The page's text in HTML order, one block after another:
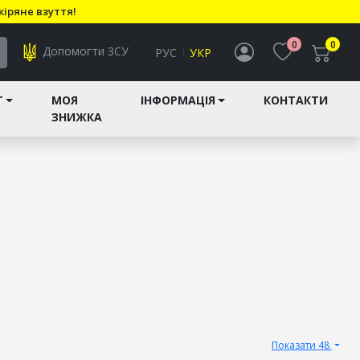
взуття!
Допомогти ЗСУ РУС УКР
0 0
МОЯ
ЗНИЖКА
ІНФОРМАЦІЯ КОНТАКТИ
Показати 48